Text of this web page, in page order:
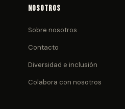
Nosotros
Sobre nosotros
Contacto
Diversidad e inclusión
Colabora con nosotros